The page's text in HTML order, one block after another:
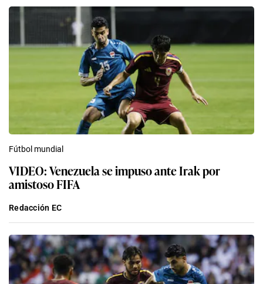
Fútbol mundial
VIDEO: Venezuela se impuso ante Irak por
amistoso FIFA
Redacción EC